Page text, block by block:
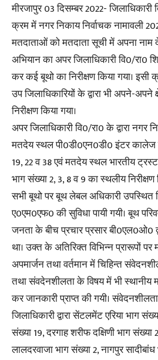
मीरजापुर 03 दिसम्बर 2022- जिलाधिकारी
क्रम में नगर निकाय निर्वाचक नामावली
मतदाताओं को मतदाता सूची में अपना
अभियान का अपर जिलाधिकारी वि0/रा0
कर कई बूथो का निरीक्षण किया गया।
उप जिलाधिकारियों के द्वारा भी अपने-
निरीक्षण किया गया।
अपर जिलाधिकारी वि0/रा0 के द्वारा नगर
मतदेय स्थल पी0डी0एन0डी0 इंटर कालेज
19, 22 व 38 एवं मतदेय स्थल भारतीय
भाग संख्या 2, 3, 8 व 9 का स्थलीय निरीक्षण
सभी बूथो पर बूथ लेबल अधिकारी उपस्थित
ए0एम0एफ0 की सुविधा पायी गयी। बूथ
जनता के बीच प्रचार प्रसार बी0एल0ओ0
था। उक्त के अतिरिक्त विभिन्न प्रारूपों पर
अपमार्जन तथा वर्तमान में चिहिन्त
तथा संवदेनशीलता के विषय में भी स्थानीय
कर जानकारी प्राप्त की गयी।
जिलाधिकारी द्वारा सेंटलमेंट एरिया भाग
संख्या 19, दरगाह शरीफ दक्षिणी भाग
लालदरवाजा भाग संख्या 2, नागपुर